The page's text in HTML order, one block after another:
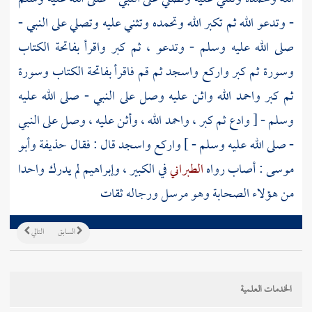
- وتدعو الله ثم تكبر الله وتحمده وتثني عليه وتصلي على النبي -
صلى الله عليه وسلم - وتدعو ، ثم كبر واقرأ بفاتحة الكتاب
وسورة ثم كبر واركع واسجد ثم قم فاقرأ بفاتحة الكتاب وسورة
ثم كبر واحمد الله واثن عليه وصل على النبي - صلى الله عليه
وسلم - [ وادع ثم كبر ، واحمد الله ، وأثن عليه ، وصل على النبي
- صلى الله عليه وسلم - ] واركع واسجد قال : فقالحذيفةوأبو
موسى: أصاب رواهالطبرانيفي الكبير ،وإبراهيملم يدرك واحدا
من هؤلاء الصحابة وهو مرسل ورجاله ثقات
التالي السابق
الخدمات العلمية